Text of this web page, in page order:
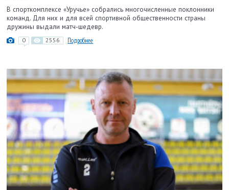
В спорткомплексе «Уручье» собрались многочисленные поклонники
команд. Для них и для всей спортивной общественности страны
дружины выдали матч-шедевр.
0 2556 Подробнее